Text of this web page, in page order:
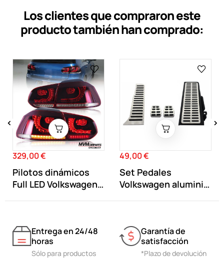
Los clientes que compraron este
producto también han comprado:
Precio
329,00 €
Pilotos dinámicos
Full LED Volkswagen
Precio
49,00 €
Set Pedales
Volkswagen aluminio
Entrega en 24/48
horas
Sólo para productos
Garantía de
satisfacción
*Plazo de devolución